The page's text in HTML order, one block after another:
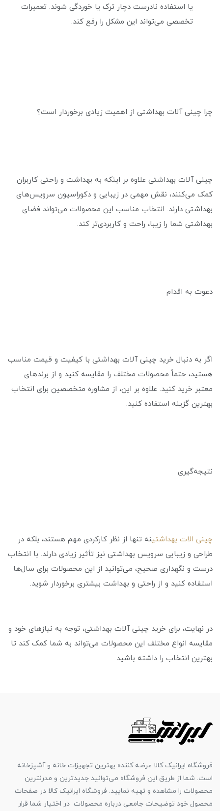
یا استفاده نادرست دچار ترک یا خوردگی شوند. تعمیرات
تخصصی می‌تواند این مشکل را رفع کند.
چرا چینی آلات بهداشتی از اهمیت زیادی برخوردار است؟
چینی آلات بهداشتی علاوه بر اینکه به بهداشت و راحتی کاربران
کمک می‌کنند، نقش مهمی در زیبایی و دکوراسیون سرویس‌های
بهداشتی دارند. انتخاب مناسب این محصولات می‌تواند فضای
بهداشتی شما را زیبا، راحت و کاربردی‌تر کند.
دعوت به اقدام
اگر به دنبال خرید چینی آلات بهداشتی با کیفیت و قیمت مناسب
هستید، حتماً محصولات مختلف را مقایسه کنید و از برندهای
معتبر خرید کنید. علاوه بر این، از مشاوره متخصصین برای انتخاب
بهترین گزینه استفاده کنید.
نتیجه‌گیری
چینی الات بهداشتینه تنها از نظر کارکردی مهم هستند، بلکه در
طراحی و زیبایی سرویس بهداشتی نیز تأثیر زیادی دارند. با انتخاب
درست و نگهداری صحیح، می‌توانید از این محصولات برای سال‌ها
استفاده کنید و از راحتی و بهداشت بیشتری برخوردار شوید.
در نهایت، برای خرید چینی آلات بهداشتی، توجه به نیازهای خود و
مقایسه انواع مختلف این محصولات می‌تواند به شما کمک کند تا
بهترین انتخاب را داشته باشید
فروشگاه ایرانیک کالا عرضه کننده بهترین تجهیزات خانه و آشپزخانه
است. شما از طریق این فروشگاه می‌توانید جدیدترین و مدرنترین
محصولات را مشاهده و تهیه نمایید. فروشگاه ایرانیک کالا در صفحات
محصول خود توضیحات جامعی درباره محصولات در اختیار شما قرار